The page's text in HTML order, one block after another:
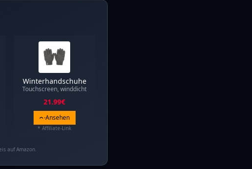
Winterhandschuhe
Touchscreen, winddicht
21.99€
Ansehen
* Affiliate-Link
auf Amazon.